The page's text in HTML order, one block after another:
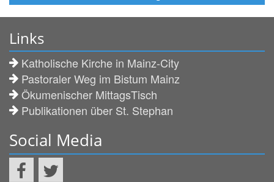
Links
Katholische Kirche in Mainz-City
Pastoraler Weg im Bistum Mainz
Ökumenischer MittagsTisch
Publikationen über St. Stephan
Social Media